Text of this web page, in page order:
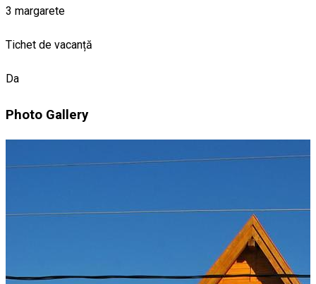
3 margarete
Tichet de vacanță
Da
Photo Gallery